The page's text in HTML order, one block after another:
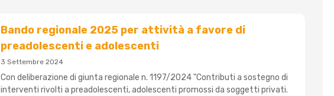
Bando regionale 2025 per attività a favore di
preadolescenti e adolescenti
3 Settembre 2024
Con deliberazione di giunta regionale n. 1197/2024 "Contributi a sostegno di
interventi rivolti a preadolescenti, adolescenti promossi da soggetti privati.